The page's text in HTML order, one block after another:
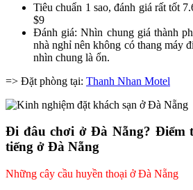
Tiêu chuẩn 1 sao, đánh giá rất tốt
$9
Đánh giá: Nhìn chung giá thành
nhà nghỉ nên không có thang máy
nhìn chung là ổn.
=> Đặt phòng tại: Thanh Nhan Motel
Đi đâu chơi ở Đà Nẵng? Điểm
tiếng ở Đà Nẵng
Những cây cầu huyền thoại ở Đà Nẵng